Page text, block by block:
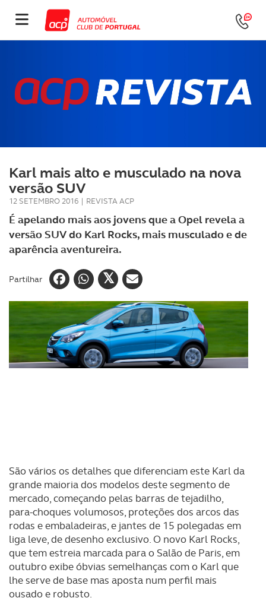
Karl mais alto e musculado na nova
versão SUV
12 SETEMBRO 2016 | REVISTA ACP
É apelando mais aos jovens que a Opel revela a
versão SUV do Karl Rocks, mais musculado e de
aparência aventureira.
Partilhar
São vários os detalhes que diferenciam este Karl da
grande maioria dos modelos deste segmento de
mercado, começando pelas barras de tejadilho,
para-choques volumosos, proteções dos arcos das
rodas e embaladeiras, e jantes de 15 polegadas em
liga leve, de desenho exclusivo. O novo Karl Rocks,
que tem estreia marcada para o Salão de Paris, em
outubro exibe óbvias semelhanças com o Karl que
lhe serve de base mas aposta num perfil mais
ousado e robusto.